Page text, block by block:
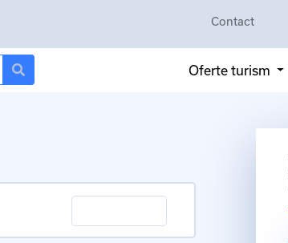
Contact
Oferte turism